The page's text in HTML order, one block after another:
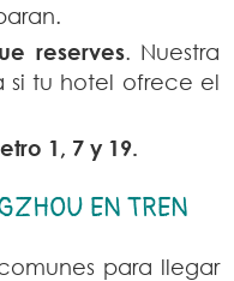
reserves. Nuestra
si tu hotel ofrece el
1, 7 y 19.
EN TREN
para llegar